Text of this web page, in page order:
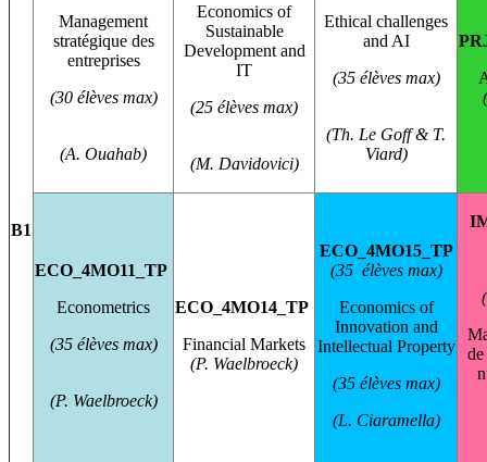
B1
Management
stratégique des
entreprises
(30 élèves max)
(A. Ouahab)
Economics of
Sustainable
Development and
IT
(25 élèves max)
(M. Davidovici)
Ethical challenges
and AI
(35 élèves max)
(Th. Le Goff & T.
Viard)
ECO_4MO11_TP
Econometrics
(35 élèves max)
(P. Waelbroeck)
ECO_4MO14_TP
Financial Markets
(P. Waelbroeck)
ECO_4MO15_TP
(35 élèves max)
Economics of
Innovation and
Intellectual Property
(35 élèves max)
(L. Ciaramella)